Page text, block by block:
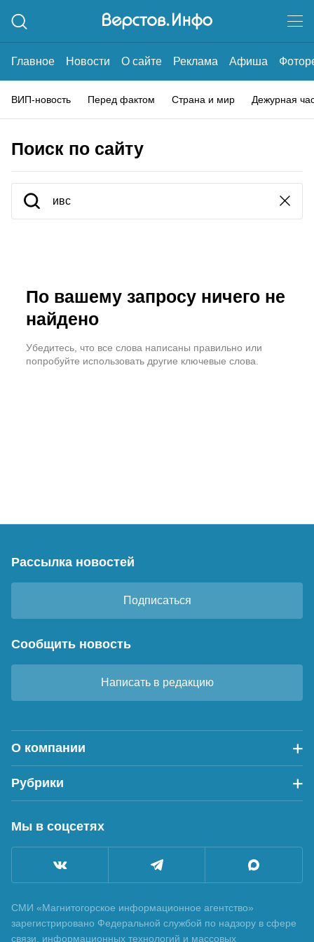
Главное Новости О сайте Реклама Афиша
ВИП-новость Перед фактом Страна и мир Дежурная
Поиск по сайту
По вашему запросу ничего не
найдено
Убедитесь, что все слова написаны правильно или
попробуйте использовать другие ключевые слова.
Рассылка новостей
Подписаться
Сообщить новость
Написать в редакцию
О компании
Рубрики
Мы в соцсетях
СМИ «Магнитогорское информационное агентство»
зарегистрировано Федеральной службой по надзору в сфере
связи, информационных технологий и массовых